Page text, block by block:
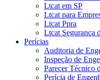
Ltcat em SP
Ltcat para
Ltcat Ppra
Ltcat Segurança
Perícias
Auditoria de
Inspeção de
Parecer Técnico
Perícia de